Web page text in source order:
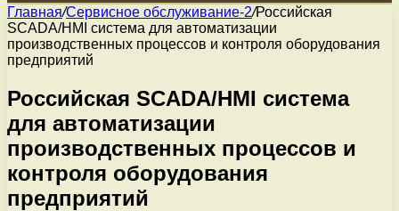
Главная/Сервисное обслуживание-2/Российская
SCADA/HMI система для автоматизации
производственных процессов и контроля оборудования
предприятий
Российская SCADA/HMI система
для автоматизации
производственных процессов и
контроля оборудования
предприятий